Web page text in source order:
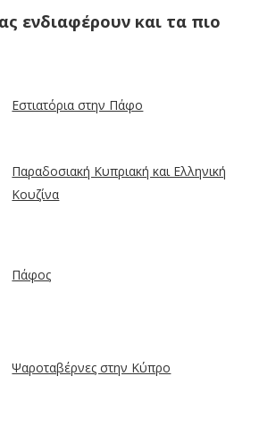
ενδιαφέρουν και τα πιο
Εστιατόρια στην Πάφο
Παραδοσιακή Κυπριακή και Ελληνική
Κουζίνα
Πάφος
Ψαροταβέρνες στην Κύπρο